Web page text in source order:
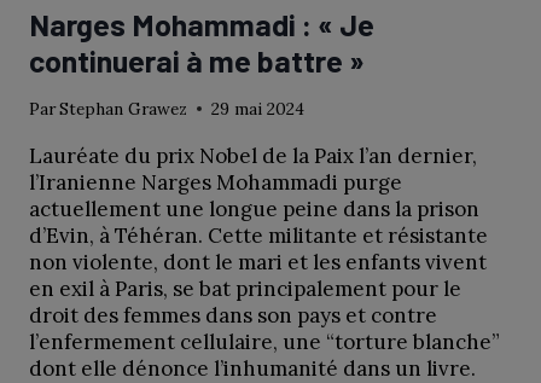
Narges Mohammadi : « Je
continuerai à me battre »
ParStephan Grawez 29 mai 2024
Lauréate du prix Nobel de la Paix l’an dernier,
l’Iranienne Narges Mohammadi purge
actuellement une longue peine dans la prison
d’Evin, à Téhéran. Cette militante et résistante
non violente, dont le mari et les enfants vivent
en exil à Paris, se bat principalement pour le
droit des femmes dans son pays et contre
l’enfermement cellulaire, une “torture blanche”
dont elle dénonce l’inhumanité dans un livre.